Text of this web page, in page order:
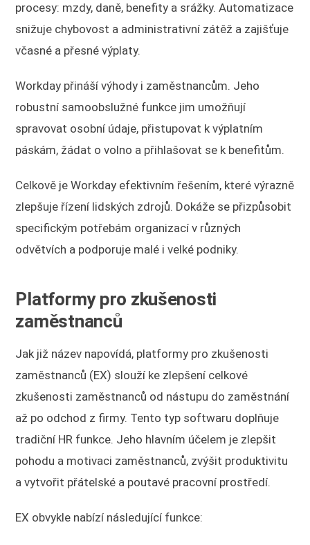
procesy: mzdy, daně, benefity a srážky. Automatizace
snižuje chybovost a administrativní zátěž a zajišťuje
včasné a přesné výplaty.
Workday přináší výhody i zaměstnancům. Jeho
robustní samoobslužné funkce jim umožňují
spravovat osobní údaje, přistupovat k výplatním
páskám, žádat o volno a přihlašovat se k benefitům.
Celkově je Workday efektivním řešením, které výrazně
zlepšuje řízení lidských zdrojů. Dokáže se přizpůsobit
specifickým potřebám organizací v různých
odvětvích a podporuje malé i velké podniky.
Platformy pro zkušenosti
zaměstnanců
Jak již název napovídá, platformy pro zkušenosti
zaměstnanců (EX) slouží ke zlepšení celkové
zkušenosti zaměstnanců od nástupu do zaměstnání
až po odchod z firmy. Tento typ softwaru doplňuje
tradiční HR funkce. Jeho hlavním účelem je zlepšit
pohodu a motivaci zaměstnanců, zvýšit produktivitu
a vytvořit přátelské a poutavé pracovní prostředí.
EX obvykle nabízí následující funkce: